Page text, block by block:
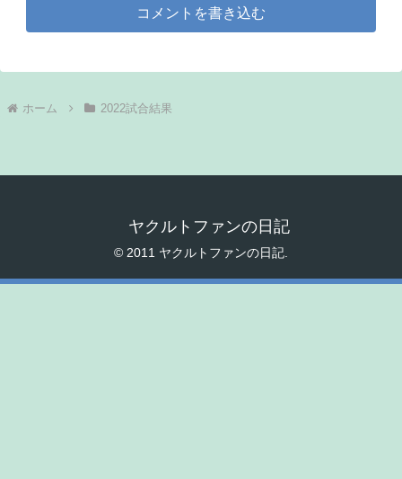
コメントを書き込む
ホーム 2022試合結果
ヤクルトファンの日記
© 2011 ヤクルトファンの日記.